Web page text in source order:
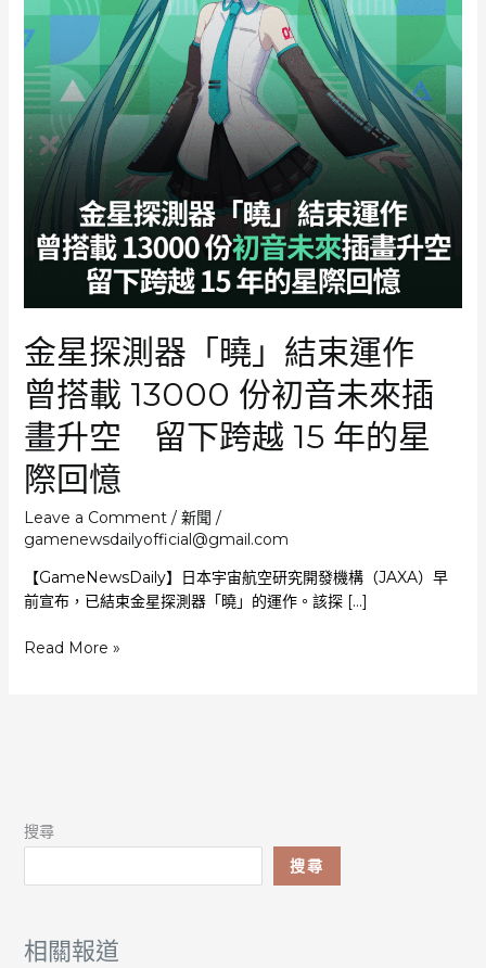
金星探測器「曉」結束運作
曾搭載 13000 份初音未來插
畫升空 留下跨越 15 年的星
際回憶
Leave a Comment / 新聞 /
gamenewsdailyofficial@gmail.com
【GameNewsDaily】日本宇宙航空研究開發機構（JAXA）早
前宣布，已結束金星探測器「曉」的運作。該探 […]
金
運
曾
13000
Read More »
搜尋
搜尋
相關報道